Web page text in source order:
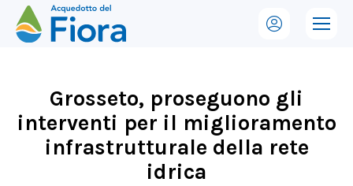
Grosseto, proseguono gli
interventi per il miglioramento
infrastrutturale della rete
idrica